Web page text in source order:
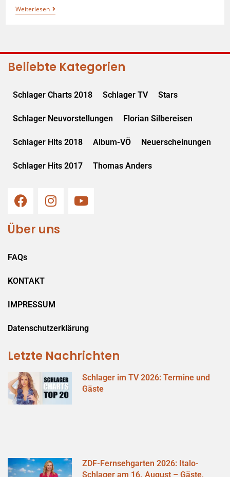
Weiterlesen
Beliebte Kategorien
Schlager Charts 2018 Schlager TV Stars
Schlager Neuvorstellungen Florian Silbereisen
Schlager Hits 2018 Album-VÖ Neuerscheinungen
Schlager Hits 2017 Thomas Anders
Über uns
FAQs
KONTAKT
IMPRESSUM
Datenschutzerklärung
Letzte Nachrichten
Schlager im TV 2026: Termine und
Gäste
ZDF-Fernsehgarten 2026: Italo-
Schlager am 16. August – Gäste,